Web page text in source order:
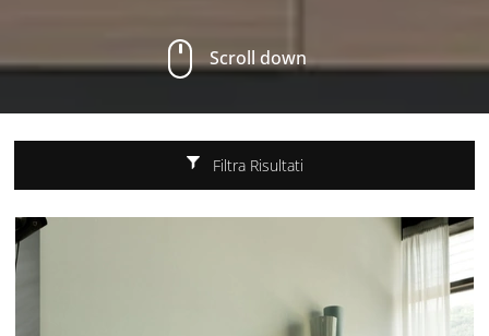
Scroll down
Filtra Risultati